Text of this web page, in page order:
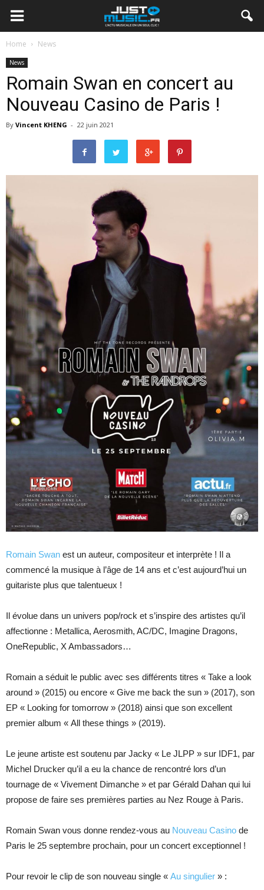
Home News
News
Romain Swan en concert au
Nouveau Casino de Paris !
By Vincent KHENG - 22 juin 2021
Romain Swan est un auteur, compositeur et interprète ! Il a
commencé la musique à l’âge de 14 ans et c’est aujourd’hui un
guitariste plus que talentueux !
Il évolue dans un univers pop/rock et s’inspire des artistes qu’il
affectionne : Metallica, Aerosmith, AC/DC, Imagine Dragons,
OneRepublic, X Ambassadors…
Romain a séduit le public avec ses différents titres « Take a look
around » (2015) ou encore « Give me back the sun » (2017), son
EP « Looking for tomorrow » (2018) ainsi que son excellent
premier album « All these things » (2019).
Le jeune artiste est soutenu par Jacky « Le JLPP » sur IDF1, par
Michel Drucker qu’il a eu la chance de rencontré lors d’un
tournage de « Vivement Dimanche » et par Gérald Dahan qui lui
propose de faire ses premières parties au Nez Rouge à Paris.
Romain Swan vous donne rendez-vous au Nouveau Casino de
Paris le 25 septembre prochain, pour un concert exceptionnel !
Pour revoir le clip de son nouveau single « Au singulier » :